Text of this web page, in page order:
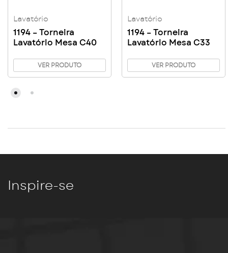
Lavatório
1194 – Torneira
Lavatório Mesa C40
VER PRODUTO
Lavatório
1194 – Torneira
Lavatório Mesa C33
VER PRODUTO
Inspire-se